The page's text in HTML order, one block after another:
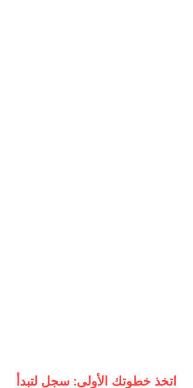
اتخذ خطوتك الأولى: سجل لتبدأ